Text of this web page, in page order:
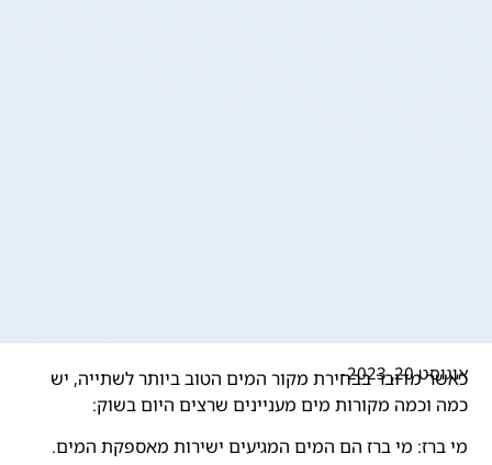
אוגוסט 20, 2023
כאשר מדובר בבחירת מקור המים הטוב ביותר לשתייה, יש
כמה וכמה מקורות מים מעניינים שרצים היום בשוק:
מי ברז: מי ברז הם המים המגיעים ישירות מאספקת המים.